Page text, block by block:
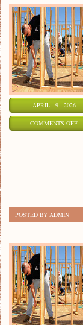
APRIL - 9 - 2026
COMMENTS OFFON
POSTED BY ADMIN